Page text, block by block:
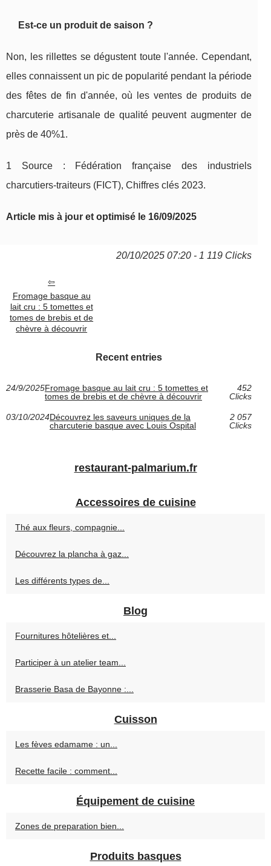
Est-ce un produit de saison ?
Non, les rillettes se dégustent toute l'année. Cependant,
elles connaissent un pic de popularité pendant la période
des fêtes de fin d'année, où les ventes de produits de
charcuterie artisanale de qualité peuvent augmenter de
près de 40%1.
1 Source : Fédération française des industriels
charcutiers-traiteurs (FICT), Chiffres clés 2023.
Article mis à jour et optimisé le 16/09/2025
20/10/2025 07:20 - 1 119 Clicks
Fromage basque au
lait cru : 5 tomettes et
tomes de brebis et de
chèvre à découvrir
Recent entries
24/9/2025Fromage basque au lait cru : 5 tomettes et
tomes de brebis et de chèvre à découvrir
452
Clicks
03/10/2024Découvrez les saveurs uniques de la
charcuterie basque avec Louis Ospital
2 057
Clicks
restaurant-palmarium.fr
Accessoires de cuisine
Thé aux fleurs, compagnie...
Découvrez la plancha à gaz...
Les différents types de...
Blog
Fournitures hôtelières et...
Participer à un atelier team...
Brasserie Basa de Bayonne :...
Cuisson
Les fèves edamame : un...
Recette facile : comment...
Équipement de cuisine
Zones de preparation bien...
Produits basques